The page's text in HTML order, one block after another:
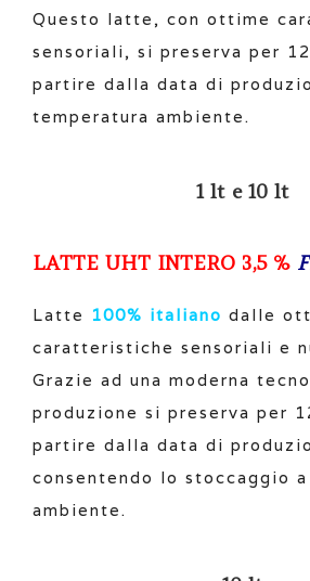
Questo latte, con ottime
sensoriali, si preserva per
partire dalla data di
temperatura ambiente.
1 lt e 10 lt
LATTE UHT INTERO 3,5 %
Latte 100% italiano dalle
caratteristiche sensoriali e
Grazie ad una moderna
produzione si preserva per
partire dalla data di
consentendo lo stoccaggio
ambiente.